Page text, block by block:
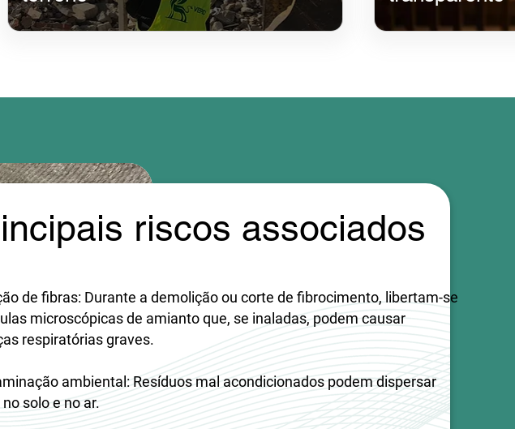
riscos associados
de fibras: Durante a demolição ou corte de fibrocimento, libertam-se
microscópicas de amianto que, se inaladas, podem causar
respiratórias graves.​
ambiental: Resíduos mal acondicionados podem dispersar
solo e no ar.